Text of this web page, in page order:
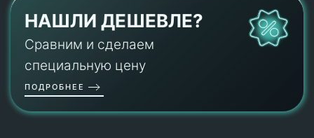
НАШЛИ ДЕШЕВЛЕ?
Сравним и сделаем
специальную цену
ПОДРОБНЕЕ